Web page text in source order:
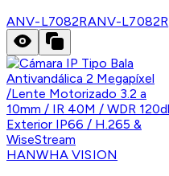
ANV-L7082RANV-L7082R
HANWHA VISION